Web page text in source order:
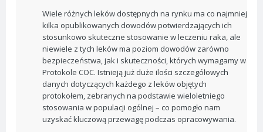
Wiele różnych leków dostępnych na rynku ma co najmniej
kilka opublikowanych dowodów potwierdzających ich
stosunkowo skuteczne stosowanie w leczeniu raka, ale
niewiele z tych leków ma poziom dowodów zarówno
bezpieczeństwa, jak i skuteczności, których wymagamy w
Protokole COC. Istnieją już duże ilości szczegółowych
danych dotyczących każdego z leków objętych
protokołem, zebranych na podstawie wieloletniego
stosowania w populacji ogólnej – co pomogło nam
uzyskać kluczową przewagę podczas opracowywania.